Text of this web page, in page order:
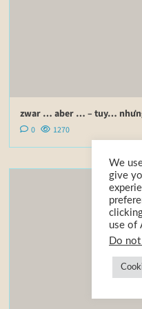
zwar … aber … – tuy…
0 1270
We
give
use of
Do